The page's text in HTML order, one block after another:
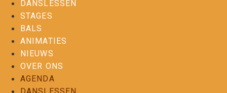
DANSLESSEN
STAGES
BALS
ANIMATIES
NIEUWS
OVER ONS
AGENDA